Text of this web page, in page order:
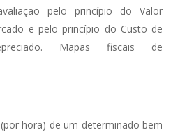
pelo princípio do Valor
e pelo princípio do Custo de
Mapas fiscais de
hora) de um determinado bem